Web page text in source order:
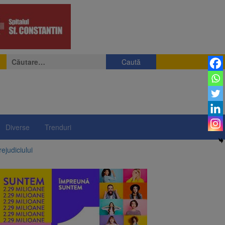
Caută
după:
Diverse Trenduri
platforme de gunoi
lei și termen de trei